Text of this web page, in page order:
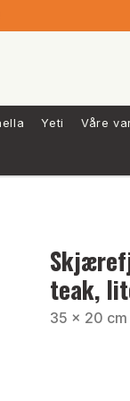
Yeti Våre
teak,
35 x 20 cm